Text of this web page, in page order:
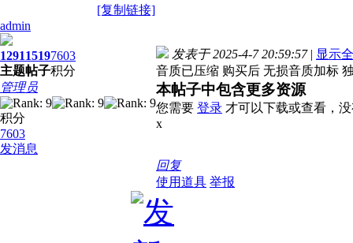
[复制链接]
admin
1291
主题
1519
帖子
7603
积分
管理员
积分
7603
发消息
发表于 2025-4-7 20:59:57 | 显示
音质已压缩 购买后 无损音质加标
本帖子中包含更多资源
您需要 登录 才可以下载或查看，
x
回复
使用道具 举报